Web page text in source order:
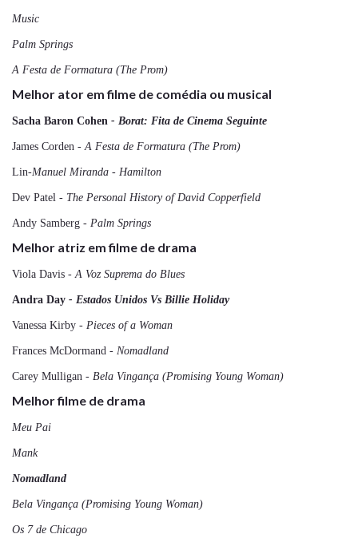
Music
Palm Springs
A Festa de Formatura (The Prom)
Melhor ator em filme de comédia ou musical
Sacha Baron Cohen - Borat: Fita de Cinema Seguinte
James Corden - A Festa de Formatura (The Prom)
Lin-Manuel Miranda - Hamilton
Dev Patel - The Personal History of David Copperfield
Andy Samberg - Palm Springs
Melhor atriz em filme de drama
Viola Davis - A Voz Suprema do Blues
Andra Day - Estados Unidos Vs Billie Holiday
Vanessa Kirby - Pieces of a Woman
Frances McDormand - Nomadland
Carey Mulligan - Bela Vingança (Promising Young Woman)
Melhor filme de drama
Meu Pai
Mank
Nomadland
Bela Vingança (Promising Young Woman)
Os 7 de Chicago